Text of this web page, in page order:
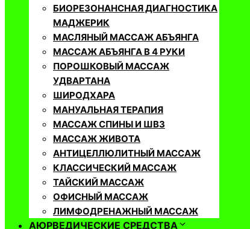
БИОРЕЗОНАНСНАЯ ДИАГНОСТИКА
МАДЖЕРИК
МАСЛЯНЫЙ МАССАЖ АБЪЯНГА
МАССАЖ АБЪЯНГА В 4 РУКИ
ПОРОШКОВЫЙ МАССАЖ
УДВАРТАНА
ШИРОДХАРА
МАНУАЛЬНАЯ ТЕРАПИЯ
МАССАЖ СПИНЫ И ШВЗ
МАССАЖ ЖИВОТА
АНТИЦЕЛЛЮЛИТНЫЙ МАССАЖ
КЛАССИЧЕСКИЙ МАССАЖ
ТАЙСКИЙ МАССАЖ
ОФИСНЫЙ МАССАЖ
ЛИМФОДРЕНАЖНЫЙ МАССАЖ
АЮРВЕДИЧЕСКИЕ СРЕДСТВА